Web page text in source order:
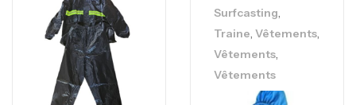
Surfcasting,
Traine, Vêtements,
Vêtements,
Vêtements